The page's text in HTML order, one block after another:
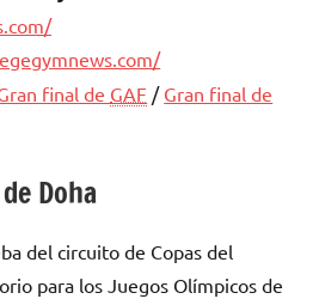
final de GAF / Gran final de
Doha
del circuito de Copas del
para los Juegos Olímpicos de